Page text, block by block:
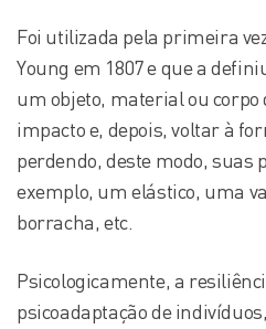
Foi utilizada pela primeira
Young em 1807 e que a
um objeto, material ou corpo
impacto e, depois, voltar à
perdendo, deste modo, suas
exemplo, um elástico, uma
borracha, etc.
Psicologicamente, a
psicoadaptação de